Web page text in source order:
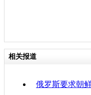
相关报道
俄罗斯要求朝